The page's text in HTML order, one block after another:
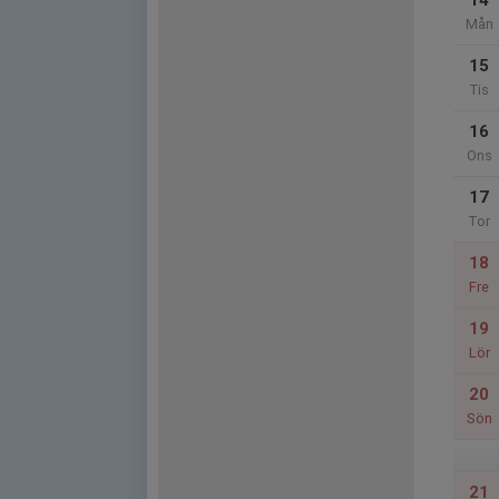
Mån
15
Tis
16
Ons
17
Tor
18
Fre
19
Lör
20
Sön
21